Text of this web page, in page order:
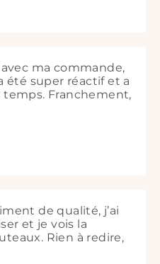
ma commande,
été super réactif et a
Franchement,
de qualité, j’ai
et je vois la
Rien à redire,